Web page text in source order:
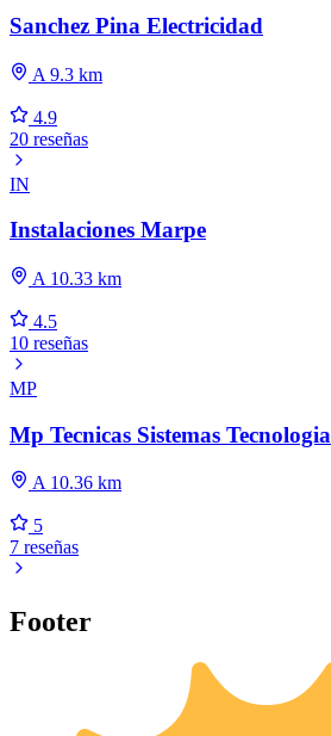
Sanchez Pina Electricidad
A 9.3 km
4.9
20 reseñas
IN
Instalaciones Marpe
A 10.33 km
4.5
10 reseñas
MP
Mp Tecnicas Sistemas Tecnologia
A 10.36 km
5
7 reseñas
Footer